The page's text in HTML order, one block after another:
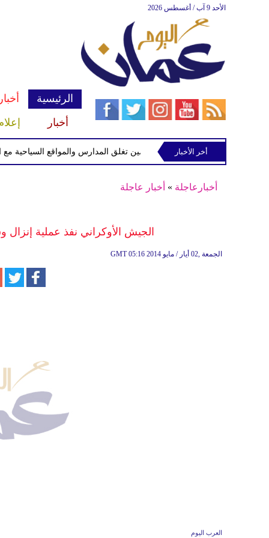
الأحد 9 آب / أغسطس 2026
الرئيسية
أخبار
الصين تغلق المدارس والمواقع السياحية مع أخر الأخبار
أخبارعاجلة » أخبار عاجلة
الجيش الأوكراني نفذ عملية
GMT 05:16 2014 الجمعة ,02 أيار / مايو
العرب اليوم